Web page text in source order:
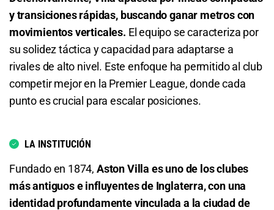
15.50 S/ 155 S/ 145
Total de Goles - Menos de 6.5
1.02 S/ 10,20 S/ 0,20
Se Clasificará PSG
1.40
Se Clasificará Aston Villa
2.96 S/ 29,60 S/ 19,60
Total de Goles - Más de 3.5
2.50 S/ 25 S/ 15
Total de Goles - Menos de 3.5
1.55 S/ 15,50
Total de Goles - Más de 4.5
4.46 S/ 44,60 S/ 34,60
Total de Goles - Menos de 4.5
y transiciones rápidas, buscando ganar metros con
movimientos verticales. El equipo se caracteriza por
su solidez táctica y capacidad para adaptarse a
rivales de alto nivel. Este enfoque ha permitido al club
competir mejor en la Premier League, donde cada
punto es crucial para escalar posiciones.
LA INSTITUCIÓN
Fundado en 1874, Aston Villa es uno de los clubes
más antiguos e influyentes de Inglaterra, con una
identidad profundamente vinculada a la ciudad de